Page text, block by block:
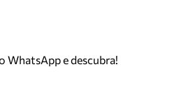
WhatsApp e descubra!